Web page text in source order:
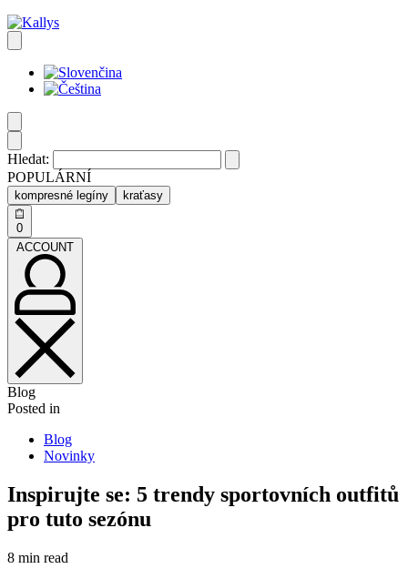
Hledat:
POPULÁRNÍ
kompresné legíny kraťasy
0
ACCOUNT
Blog
Posted in
Blog
Novinky
Inspirujte se: 5 trendy sportovních outfitů
pro tuto sezónu
8 min read